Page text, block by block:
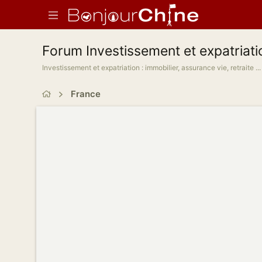
Forum Investissement et
Investissement et expatriation : immobilier, assurance vie, retraite ...
France